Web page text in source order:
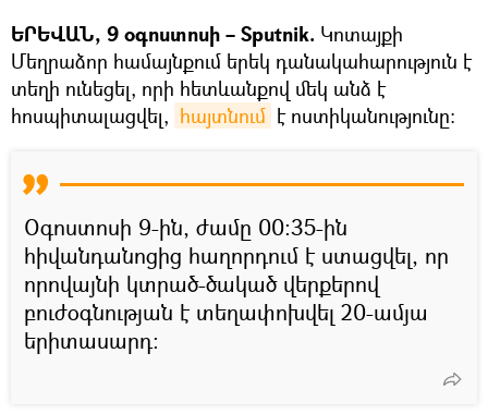
ԵՐԵՎԱՆ, 9 օգոստոսի – Sputnik. Կոտայքի
Մեղրաձոր համայնքում երեկ դանակահարություն է
տեղի ունեցել, որի հետևանքով մեկ անձ է
հոսպիտալացվել, հայտնում է ոստիկանությունը։
Օգոստոսի 9-ին, ժամը 00։35-ին
հիվանդանոցից հաղորդում է ստացվել, որ
որովայնի կտրած-ծակած վերքերով
բուժօգնության է տեղափոխվել 20-ամյա
երիտասարդ: